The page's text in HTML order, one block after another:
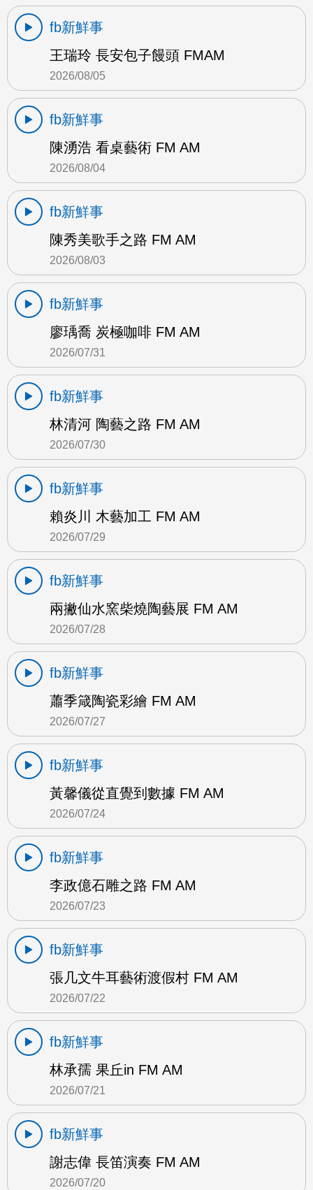
fb新鮮事
王瑞玲 長安包子饅頭 FMAM
2026/08/05
fb新鮮事
陳湧浩 看桌藝術 FM AM
2026/08/04
fb新鮮事
陳秀美歌手之路 FM AM
2026/08/03
fb新鮮事
廖瑀喬 炭極咖啡 FM AM
2026/07/31
fb新鮮事
林清河 陶藝之路 FM AM
2026/07/30
fb新鮮事
賴炎川 木藝加工 FM AM
2026/07/29
fb新鮮事
兩撇仙水窯柴燒陶藝展 FM AM
2026/07/28
fb新鮮事
蕭季箴陶瓷彩繪 FM AM
2026/07/27
fb新鮮事
黃馨儀從直覺到數據 FM AM
2026/07/24
fb新鮮事
李政億石雕之路 FM AM
2026/07/23
fb新鮮事
張几文牛耳藝術渡假村 FM AM
2026/07/22
fb新鮮事
林承孺 果丘in FM AM
2026/07/21
fb新鮮事
謝志偉 長笛演奏 FM AM
2026/07/20